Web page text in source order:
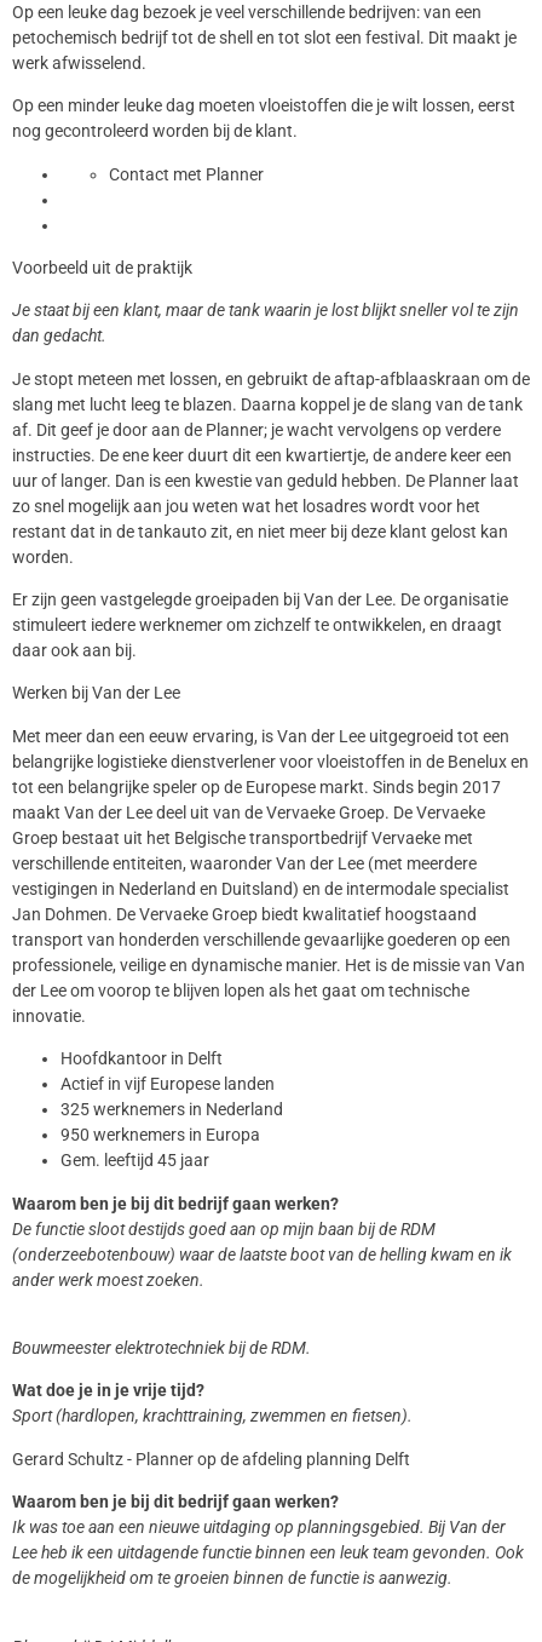
Op een leuke dag bezoek je veel verschillende bedrijven: van een
petochemisch bedrijf tot de shell en tot slot een festival. Dit maakt je
werk afwisselend.
Op een minder leuke dag moeten vloeistoffen die je wilt lossen, eerst
nog gecontroleerd worden bij de klant.
Contact met Planner
Voorbeeld uit de praktijk
Je staat bij een klant, maar de tank waarin je lost blijkt sneller vol te zijn
dan gedacht.
Je stopt meteen met lossen, en gebruikt de aftap-afblaaskraan om de
slang met lucht leeg te blazen. Daarna koppel je de slang van de tank
af. Dit geef je door aan de Planner; je wacht vervolgens op verdere
instructies. De ene keer duurt dit een kwartiertje, de andere keer een
uur of langer. Dan is een kwestie van geduld hebben. De Planner laat
zo snel mogelijk aan jou weten wat het losadres wordt voor het
restant dat in de tankauto zit, en niet meer bij deze klant gelost kan
worden.
Er zijn geen vastgelegde groeipaden bij Van der Lee. De organisatie
stimuleert iedere werknemer om zichzelf te ontwikkelen, en draagt
daar ook aan bij.
Werken bij Van der Lee
Met meer dan een eeuw ervaring, is Van der Lee uitgegroeid tot een
belangrijke logistieke dienstverlener voor vloeistoffen in de Benelux en
tot een belangrijke speler op de Europese markt. Sinds begin 2017
maakt Van der Lee deel uit van de Vervaeke Groep. De Vervaeke
Groep bestaat uit het Belgische transportbedrijf Vervaeke met
verschillende entiteiten, waaronder Van der Lee (met meerdere
vestigingen in Nederland en Duitsland) en de intermodale specialist
Jan Dohmen. De Vervaeke Groep biedt kwalitatief hoogstaand
transport van honderden verschillende gevaarlijke goederen op een
professionele, veilige en dynamische manier. Het is de missie van Van
der Lee om voorop te blijven lopen als het gaat om technische
innovatie.
Hoofdkantoor in Delft
Actief in vijf Europese landen
325 werknemers in Nederland
950 werknemers in Europa
Gem. leeftijd 45 jaar
Waarom ben je bij dit bedrijf gaan werken?
De functie sloot destijds goed aan op mijn baan bij de RDM
(onderzeebotenbouw) waar de laatste boot van de helling kwam en ik
ander werk moest zoeken.
Bouwmeester elektrotechniek bij de RDM.
Wat doe je in je vrije tijd?
Sport (hardlopen, krachttraining, zwemmen en fietsen).
Gerard Schultz - Planner op de afdeling planning Delft
Waarom ben je bij dit bedrijf gaan werken?
Ik was toe aan een nieuwe uitdaging op planningsgebied. Bij Van der
Lee heb ik een uitdagende functie binnen een leuk team gevonden. Ook
de mogelijkheid om te groeien binnen de functie is aanwezig.